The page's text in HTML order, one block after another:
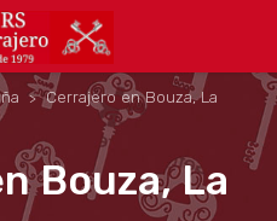
Cerrajero en Bouza, La
Bouza, La